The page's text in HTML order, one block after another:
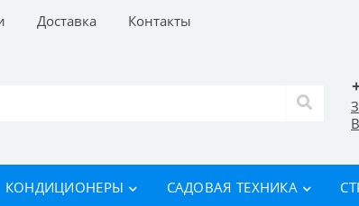
Доставка Контакты
КОНДИЦИОНЕРЫ САДОВАЯ ТЕХНИКА